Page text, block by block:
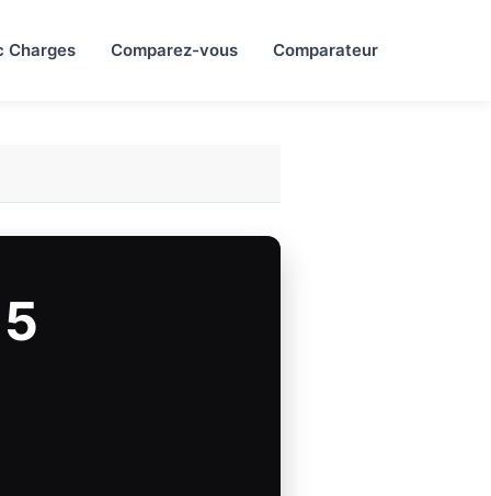
Charges Comparez-vous Comparateur